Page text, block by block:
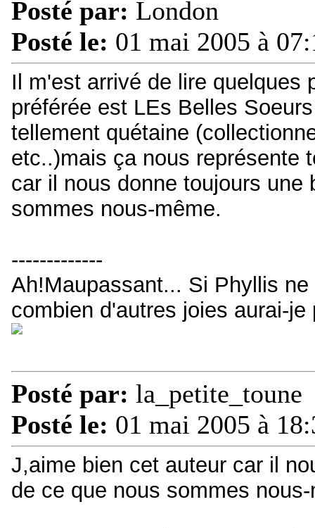
Posté par: London
Posté le: 01 mai 2005 à
Il m'est arrivé de lire quelques
préférée est LEs Belles
tellement quétaine
etc..)mais ça nous représente
car il nous donne toujours une
sommes nous-même.
-------------
Ah!Maupassant... Si Phyllis
combien d'autres joies aurai-je
Posté par: la_petite_toune
Posté le: 01 mai 2005 à
J,aime bien cet auteur car il
de ce que nous sommes